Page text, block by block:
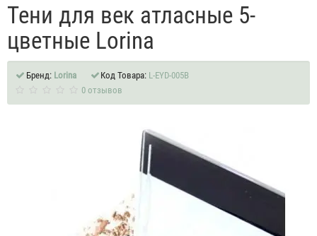
Тени для век атласные 5-
цветные Lorina
Бренд: Lorina Код Товара: L-EYD-005В
0 отзывов